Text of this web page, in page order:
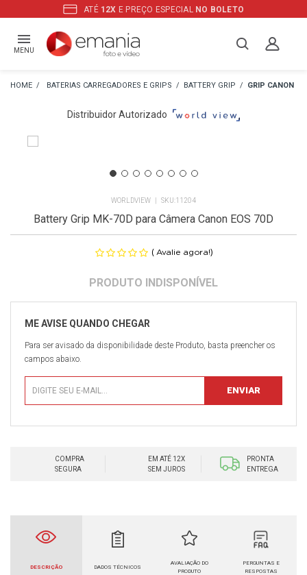
ATÉ 12X E PREÇO ESPECIAL NO BOLETO
MENU
BATERIAS CARREGADORES E GRIPS BATTERY GRIP GRIP CANON
Distribuidor Autorizado
WORLDVIEW 11204
Battery Grip MK-70D para Câmera Canon EOS 70D
( Avalie agora!)
Para ser avisado da disponibilidade deste Produto, basta preencher os
campos abaixo.
COMPRA
SEGURA
EM ATÉ 12X
SEM JUROS
PRONTA
ENTREGA
DESCRIÇÃO DADOS TÉCNICOS
AVALIAÇÃO DO
PRODUTO
PERGUNTAS E
RESPOSTAS